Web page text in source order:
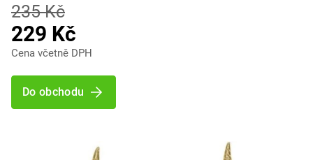
235 Kč
229 Kč
Cena včetně DPH
Do obchodu